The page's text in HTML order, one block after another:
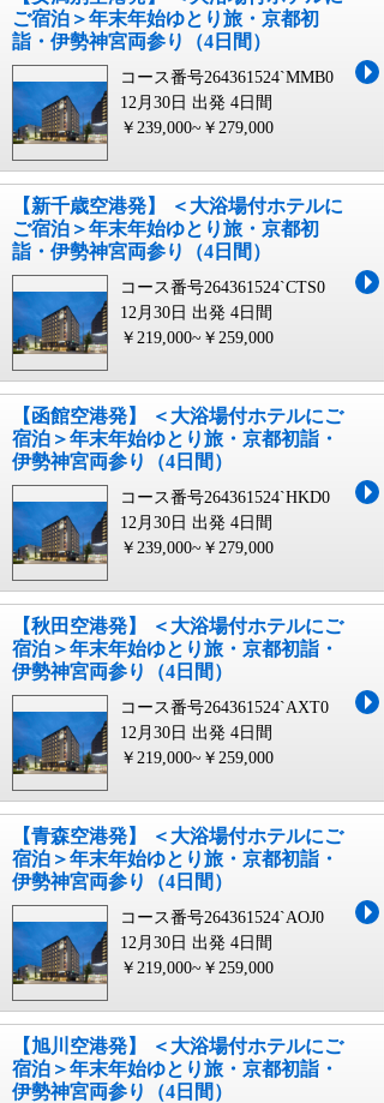
ご宿泊＞年末年始ゆとり旅・京都初
詣・伊勢神宮両参り（4日間）
コース番号264361524`MMB0
12月30日 出発 4日間
￥239,000~￥279,000
【新千歳空港発】 ＜大浴場付ホテルに
ご宿泊＞年末年始ゆとり旅・京都初
詣・伊勢神宮両参り（4日間）
コース番号264361524`CTS0
12月30日 出発 4日間
￥219,000~￥259,000
【函館空港発】 ＜大浴場付ホテルにご
宿泊＞年末年始ゆとり旅・京都初詣・
伊勢神宮両参り（4日間）
コース番号264361524`HKD0
12月30日 出発 4日間
￥239,000~￥279,000
【秋田空港発】 ＜大浴場付ホテルにご
宿泊＞年末年始ゆとり旅・京都初詣・
伊勢神宮両参り（4日間）
コース番号264361524`AXT0
12月30日 出発 4日間
￥219,000~￥259,000
【青森空港発】 ＜大浴場付ホテルにご
宿泊＞年末年始ゆとり旅・京都初詣・
伊勢神宮両参り（4日間）
コース番号264361524`AOJ0
12月30日 出発 4日間
￥219,000~￥259,000
【旭川空港発】 ＜大浴場付ホテルにご
宿泊＞年末年始ゆとり旅・京都初詣・
伊勢神宮両参り（4日間）